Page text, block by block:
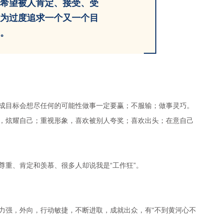
望被人肯定、接受、受
过度追求一个又一个目
标会想尽任何的可能性做事一定要赢；不服输；做事灵巧。
耀自己；重视形象，喜欢被别人夸奖；喜欢出头；在意自己
、肯定和羡慕、很多人却说我是“工作狂”。
，外向，行动敏捷，不断进取，成就出众，有“不到黄河心不